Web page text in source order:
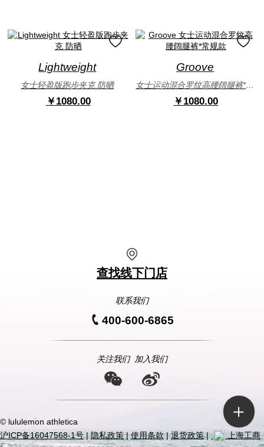
Lightweight
女士轻盈版跑步夹克 防晒
￥1080.00
Groove
女士运动混合罗纹高腰阔腿裤*常规款
￥1080.00
查找线下门店
联系我们
400-600-6865
关注我们 加入我们
© lululemon athletica
沪ICP备16047568-1号|隐私政策|使用条款|退货政策|
上海工商